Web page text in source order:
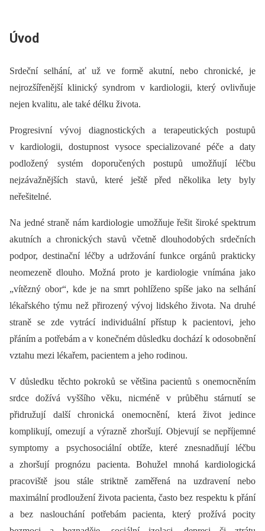
Úvod
Srdeční selhání, ať už ve formě akutní, nebo chronické, je
nejrozšířenější klinický syndrom v kardiologii, který ovlivňuje
nejen kvalitu, ale také délku života.
Progresivní vývoj diagnostických a terapeutických postupů
v kardiologii, dostupnost vysoce specializované péče a daty
podložený systém doporučených postupů umožňují léčbu
nejzávažnějších stavů, které ještě před několika lety byly
neřešitelné.
Na jedné straně nám kardiologie umožňuje řešit široké spektrum
akutních a chronických stavů včetně dlouhodobých srdečních
podpor, destinační léčby a udržování funkce orgánů prakticky
neomezeně dlouho. Možná proto je kardiologie vnímána jako
„vítězný obor“, kde je na smrt pohlíženo spíše jako na selhání
lékařského týmu než přirozený vývoj lidského života. Na druhé
straně se zde vytrácí individuální přístup k pacientovi, jeho
přáním a potřebám a v konečném důsledku dochází k odosobnění
vztahu mezi lékařem, pacientem a jeho rodinou.
V důsledku těchto pokroků se většina pacientů s onemocněním
srdce dožívá vyššího věku, nicméně v průběhu stárnutí se
přidružují další chronická onemocnění, která život jedince
komplikují, omezují a výrazně zhoršují. Objevují se nepříjemné
symptomy a psychosociální obtíže, které znesnadňují léčbu
a zhoršují prognózu pacienta. Bohužel mnohá kardiologická
pracoviště jsou stále striktně zaměřená na uzdravení nebo
maximální prodloužení života pacienta, často bez respektu k přání
a bez naslouchání potřebám pacienta, který prožívá pocity